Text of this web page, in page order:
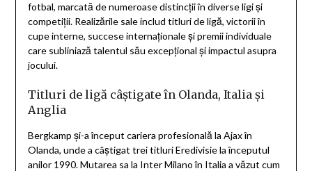
fotbal, marcată de numeroase distincții în diverse ligi și
competiții. Realizările sale includ titluri de ligă, victorii în
cupe interne, succese internaționale și premii individuale
care subliniază talentul său excepțional și impactul asupra
jocului.
Titluri de ligă câștigate în Olanda, Italia și
Anglia
Bergkamp și-a început cariera profesională la Ajax în
Olanda, unde a câștigat trei titluri Eredivisie la începutul
anilor 1990. Mutarea sa la Inter Milano în Italia a văzut cum